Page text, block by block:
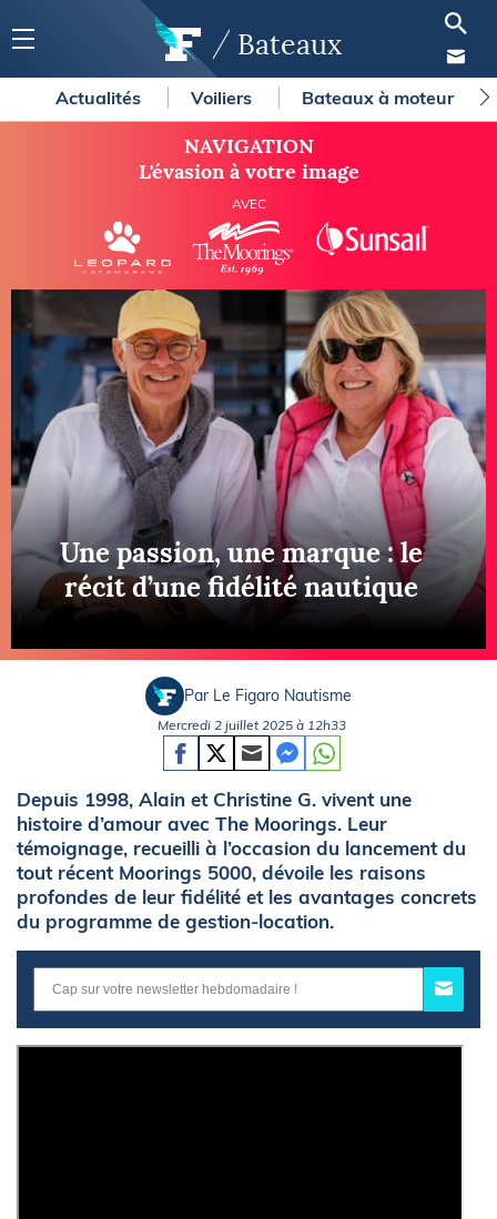
Bateaux
Actualités Voiliers Bateaux à moteur
NAVIGATION
L'évasion à votre image
AVEC
Une passion, une marque : le
récit d’une fidélité nautique
Par Le Figaro Nautisme
Mercredi 2 juillet 2025 à 12h33
Depuis 1998, Alain et Christine G. vivent une
histoire d’amour avec The Moorings. Leur
témoignage, recueilli à l’occasion du lancement du
tout récent Moorings 5000, dévoile les raisons
profondes de leur fidélité et les avantages concrets
du programme de gestion-location.